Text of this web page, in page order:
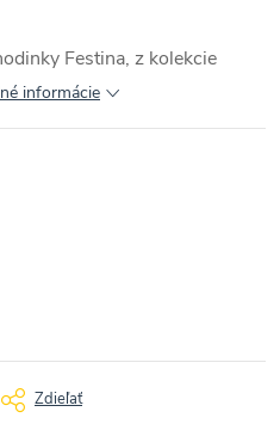
Festina, z kolekcie
informácie
Zdieľať